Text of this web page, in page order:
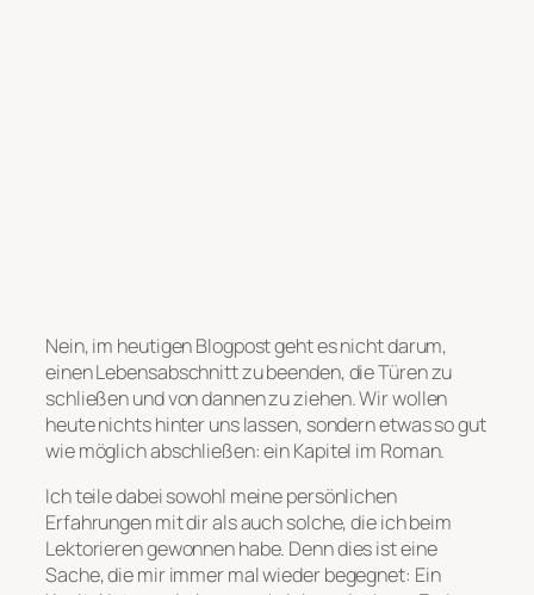
Nein, im heutigen Blogpost geht es nicht darum,
einen Lebensabschnitt zu beenden, die Türen zu
schließen und von dannen zu ziehen. Wir wollen
heute nichts hinter uns lassen, sondern etwas so gut
wie möglich abschließen: ein Kapitel im Roman.
Ich teile dabei sowohl meine persönlichen
Erfahrungen mit dir als auch solche, die ich beim
Lektorieren gewonnen habe. Denn dies ist eine
Sache, die mir immer mal wieder begegnet: Ein